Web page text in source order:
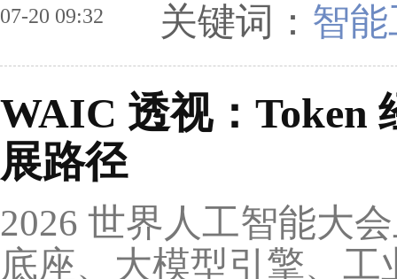
07-20 09:32 关键词： 智
WAIC 透视：Token
展路径
2026 世界人工智能大
底座、大模型引擎、